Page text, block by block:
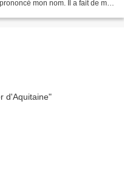
mon nom. Il a fait de ma